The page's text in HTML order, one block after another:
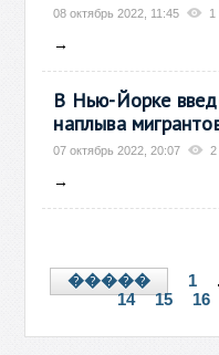
08 октябрь 2022, 11:45 1
→
В Нью-Йорке
наплыва
07 октябрь 2022, 20:07 2
→
����� 1
14
15 16